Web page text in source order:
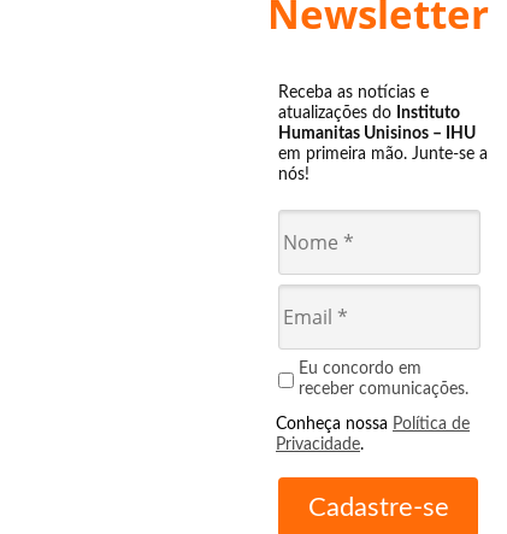
Newsletter
Receba as notícias e
atualizações do Instituto
Humanitas Unisinos – IHU
em primeira mão. Junte-se a
nós!
Eu concordo em
receber comunicações.
Conheça nossa Política de
Privacidade.